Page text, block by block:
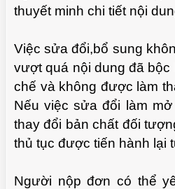
thuyết minh chi tiết nội
Việc sửa đổi,bổ sung
vượt quá nội dung đã
chế và không được làm
Nếu việc sửa đổi làm
thay đổi bản chất đối
thủ tục được tiến hành lại
Người nộp đơn có thể